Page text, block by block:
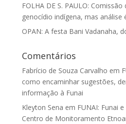
FOLHA DE S. PAULO:
genocídio indígena, mas análise
OPAN: A festa Bani Vadanaha,
Comentários
Fabrício de Souza Carvalho em
como encaminhar sugestões,
informação à Funai
Kleyton Sena em FUNAI: Funai
Centro de Monitoramento